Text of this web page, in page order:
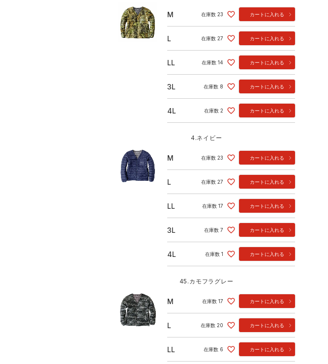
M 在庫数 23 カートに入れる
L 在庫数 27 カートに入れる
LL 在庫数 14 カートに入れる
3L 在庫数 8 カートに入れる
4L 在庫数 2 カートに入れる
4.ネイビー
M 在庫数 23 カートに入れる
L 在庫数 27 カートに入れる
LL 在庫数 17 カートに入れる
3L 在庫数 7 カートに入れる
4L 在庫数 1 カートに入れる
45.カモフラグレー
M 在庫数 17 カートに入れる
L 在庫数 20 カートに入れる
LL 在庫数 6 カートに入れる